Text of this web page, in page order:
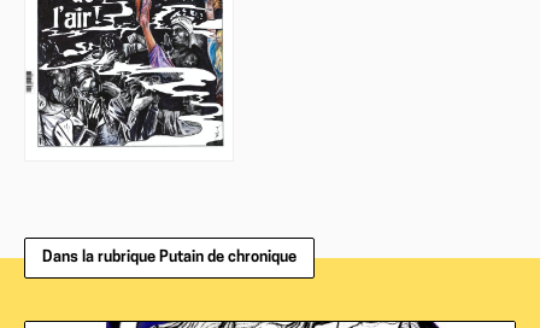
Dans la rubrique Putain de chronique